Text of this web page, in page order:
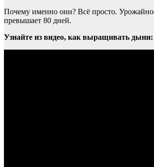
Почему именно они? Всё просто.
превышает 80 дней.
Узнайте из видео, как выращивать дыни: